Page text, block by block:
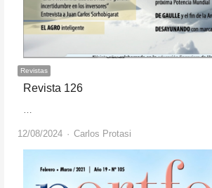
Revistas
Revista 126
12/08/2024 Author
Carlos Protasi